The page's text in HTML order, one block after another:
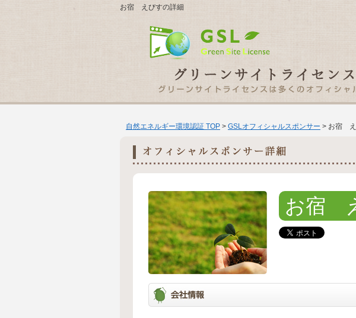
お宿 えびすの詳細
自然エネルギー環境認証 TOP > GSLオフィシャルスポンサー > お宿 え
お宿